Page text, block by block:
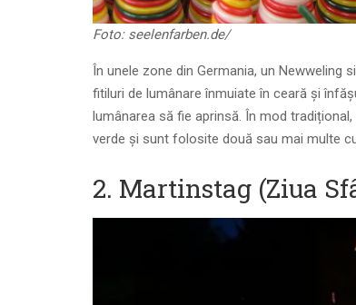
Foto: seelenfarben.de/
În unele zone din Germania, un Newweling
fitiluri de lumânare înmuiate în ceară și
lumânarea să fie aprinsă. În mod
verde și sunt folosite două sau mai multe
2. Martinstag (Ziua